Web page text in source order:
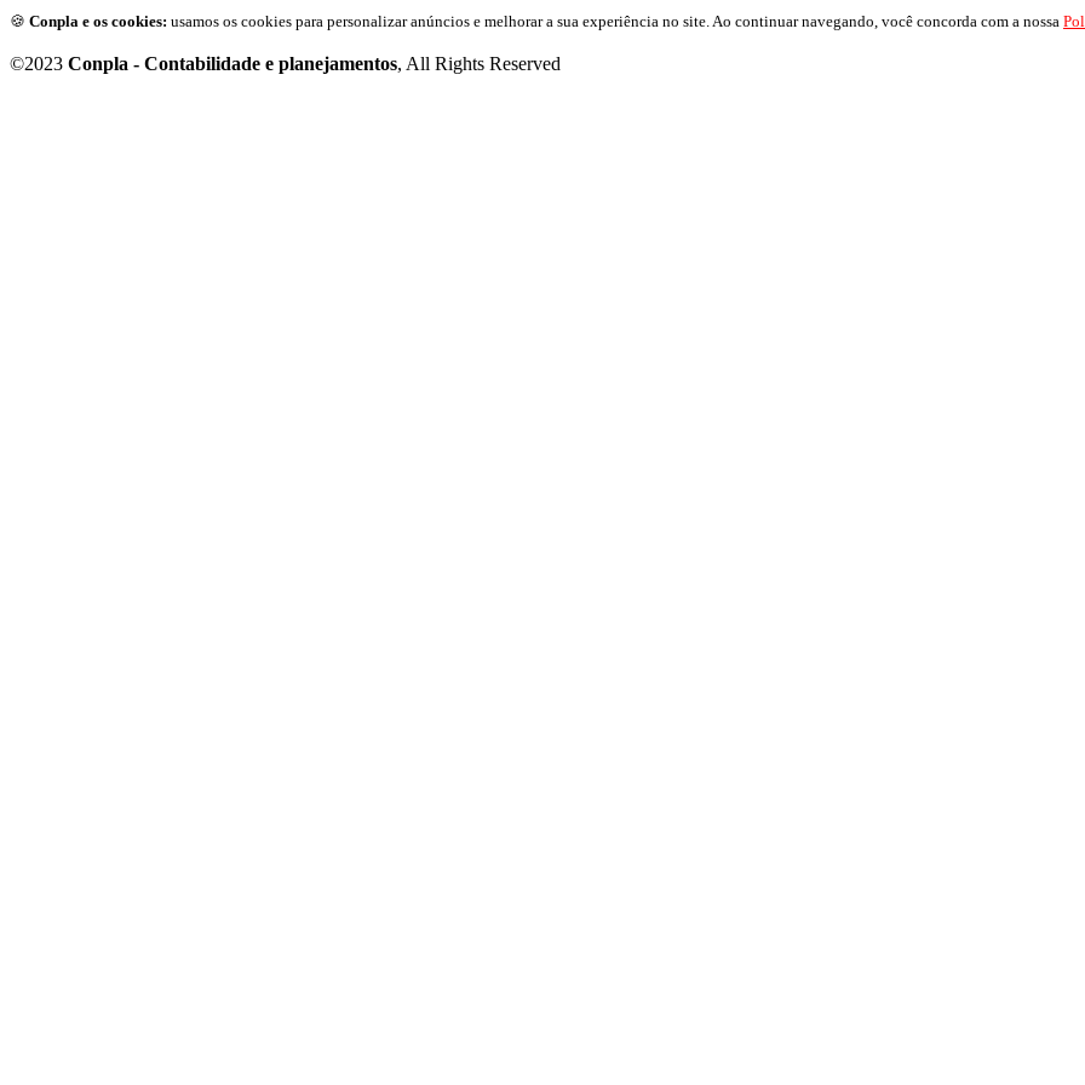
🍪 Conpla e os cookies: usamos os cookies para personalizar anúncios e melhorar a sua experiência no site. Ao continuar navegando, você concorda com a nossa
©2023 Conpla - Contabilidade e planejamentos, All Rights Reserved